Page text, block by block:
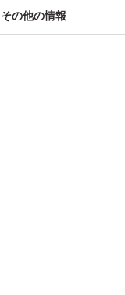
その他の情報